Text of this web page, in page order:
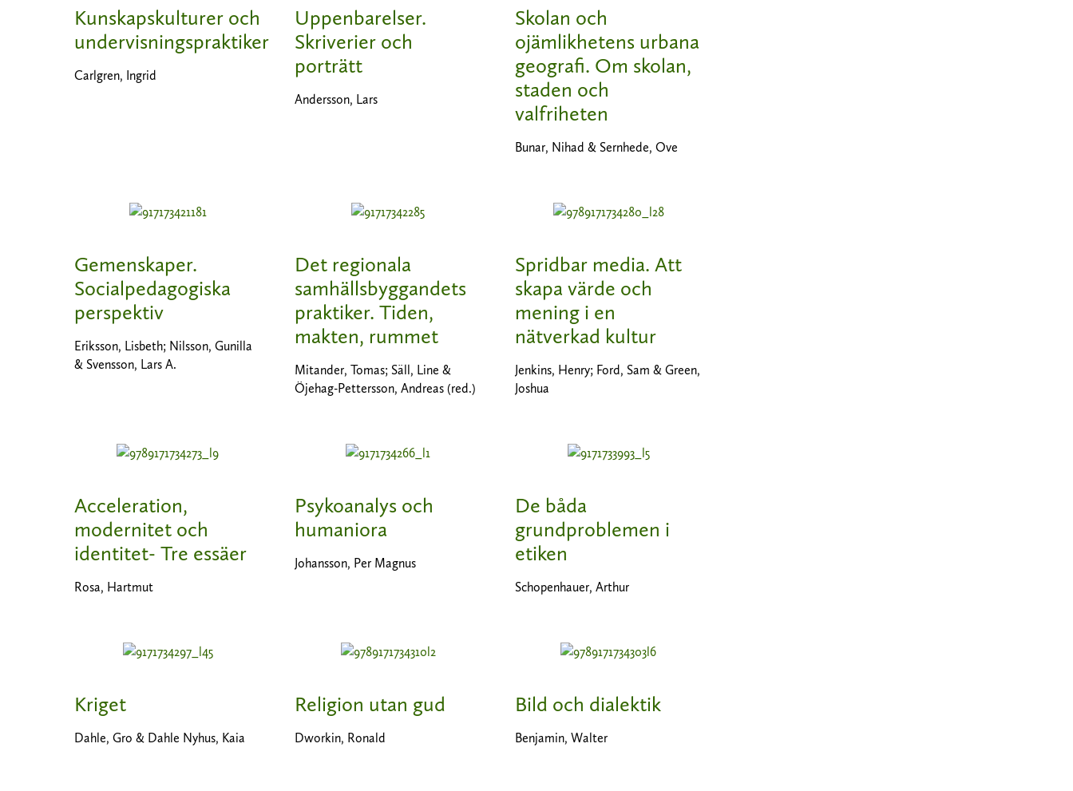
Kunskapskulturer och
undervisningspraktiker
Carlgren, Ingrid
Uppenbarelser.
Skriverier och
porträtt
Andersson, Lars
Skolan och
ojämlikhetens urbana
geografi. Om skolan,
staden och
valfriheten
Bunar, Nihad & Sernhede, Ove
Gemenskaper.
Socialpedagogiska
perspektiv
Eriksson, Lisbeth; Nilsson, Gunilla
& Svensson, Lars A.
Det regionala
samhällsbyggandets
praktiker. Tiden,
makten, rummet
Mitander, Tomas; Säll, Line &
Öjehag-Pettersson, Andreas (red.)
Spridbar media. Att
skapa värde och
mening i en
nätverkad kultur
Jenkins, Henry; Ford, Sam & Green,
Joshua
Acceleration,
modernitet och
identitet- Tre essäer
Rosa, Hartmut
Psykoanalys och
humaniora
Johansson, Per Magnus
De båda
grundproblemen i
etiken
Schopenhauer, Arthur
Kriget
Dahle, Gro & Dahle Nyhus, Kaia
Religion utan gud
Dworkin, Ronald
Bild och dialektik
Benjamin, Walter